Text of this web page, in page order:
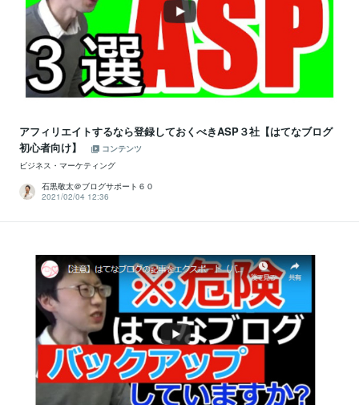
アフィリエイトするなら登録しておくべきASP３社【はてなブログ
初心者向け】
コンテンツ
ビジネス・マーケティング
石黒敬太＠ブログサポート６０
2021/02/04 12:36